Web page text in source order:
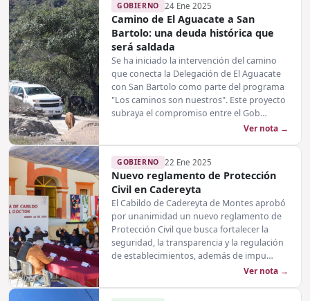
GOBIERNO 24 Ene 2025
Camino de El Aguacate a San
Bartolo: una deuda histórica que
será saldada
Se ha iniciado la intervención del camino
que conecta la Delegación de El Aguacate
con San Bartolo como parte del programa
"Los caminos son nuestros". Este proyecto
subraya el compromiso entre el Gob…
Ver nota →
GOBIERNO 22 Ene 2025
Nuevo reglamento de Protección
Civil en Cadereyta
El Cabildo de Cadereyta de Montes aprobó
por unanimidad un nuevo reglamento de
Protección Civil que busca fortalecer la
seguridad, la transparencia y la regulación
de establecimientos, además de impu…
Ver nota →